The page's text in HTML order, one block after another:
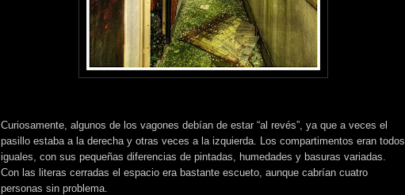
Curiosamente, algunos de los vagones debían de estar “al revés”, ya que a veces el
pasillo estaba a la derecha y otras veces a la izquierda. Los compartimentos eran todos
iguales, con sus pequeñas diferencias de pintadas, humedades y basuras variadas.
Con las literas cerradas el espacio era bastante escueto, aunque cabrían cuatro
personas sin problema.